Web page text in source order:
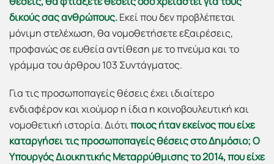
δικούς σας ανθρώπους.Εκεί που δεν προβλέπεται
μόνιμη στελέχωση, θα νομοθετήσετε εξαιρέσεις,
προφανώς σε ευθεία αντίθεση με το πνεύμα και το
γράμμα του άρθρου 103 Συντάγματος.
Για τις προσωποπαγείς θέσεις έχει ιδιαίτερο
ενδιαφέρον και χιούμορ η ίδια η κοινοβουλευτική και
νομοθετική ιστορία. Διότιποιος ήταν εκείνος που είχε
καταργήσει τις προσωποπαγείς θέσεις στο Δημόσιο; Ο
Υπουργός Διοικητικής Μεταρρύθμισης το 2014, που είχε